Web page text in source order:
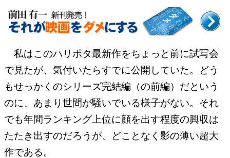
私はこのハリポタ最新作をちょっと前に試写会
で見たが、気付いたらすでに公開していた。どう
もせっかくのシリーズ完結編（の前編）だという
のに、あまり世間が騒いでいる様子がない。それ
でも年間ランキング上位に顔を出す程度の興収は
たたき出すのだろうが、どことなく影の薄い超大
作である。